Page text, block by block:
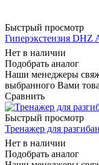
Быстрый просмотр
Гиперэкстензия DHZ
Нет в наличии
Подобрать аналог
Наши менеджеры
выбранного Вами
Сравнить
Быстрый просмотр
Тренажер для
Нет в наличии
Подобрать аналог